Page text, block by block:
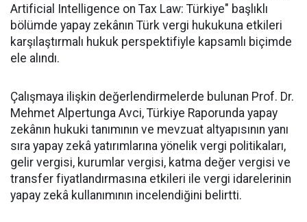
Artificial Intelligence on Tax Law: Türkiye" başlıklı
bölümde yapay zekânın Türk vergi hukukuna etkileri
karşılaştırmalı hukuk perspektifiyle kapsamlı biçimde
ele alındı.
Çalışmaya ilişkin değerlendirmelerde bulunan Prof. Dr.
Mehmet Alpertunga Avci, Türkiye Raporunda yapay
zekânın hukuki tanımının ve mevzuat altyapısının yanı
sıra yapay zekâ yatırımlarına yönelik vergi politikaları,
gelir vergisi, kurumlar vergisi, katma değer vergisi ve
transfer fiyatlandırmasına etkileri ile vergi idarelerinin
yapay zekâ kullanımının incelendiğini belirtti.